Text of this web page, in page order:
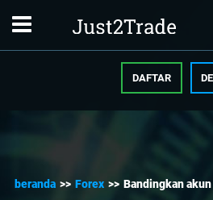
DAFTAR
beranda >> Forex >> Bandingkan akun